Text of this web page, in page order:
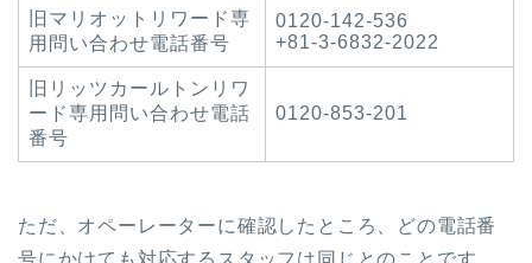
旧マリオットリワード専
用問い合わせ電話番号
0120-142-536
+81-3-6832-2022
旧リッツカールトンリワ
ード専用問い合わせ電話
番号
0120-853-201
ただ、オペーレーターに確認したところ、どの電話番